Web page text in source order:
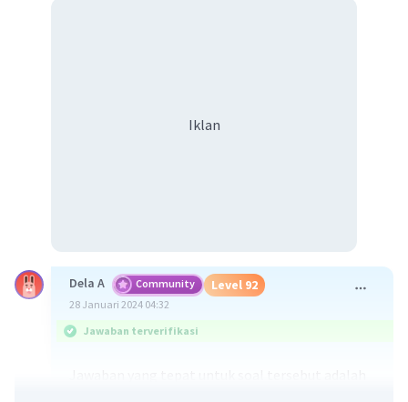
Iklan
Dela A Community Level 92
28 Januari 2024 04:32
Jawaban terverifikasi